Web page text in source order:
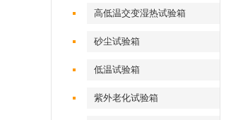
高低温交变湿热试验箱
砂尘试验箱
低温试验箱
紫外老化试验箱